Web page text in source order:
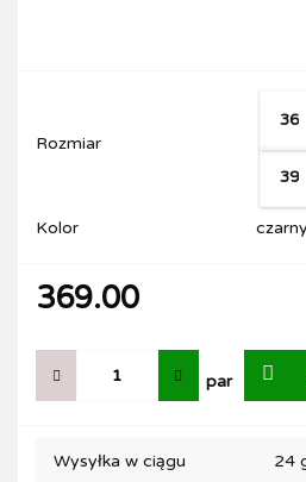
Rozmiar
36
39
Kolor czarny
369.00
par
Wysyłka w ciągu 24